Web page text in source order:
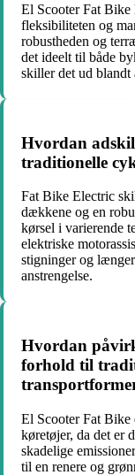
El Scooter Fat Bike
fleksibiliteten og
robustheden og
det ideelt til både
skiller det ud blandt
Hvordan
traditionelle
Fat Bike Electric
dækkene og en
kørsel i varierende
elektriske
stigninger og
anstrengelse.
Hvordan
forhold til
El Scooter Fat
køretøjer, da det er
skadelige
til en renere og